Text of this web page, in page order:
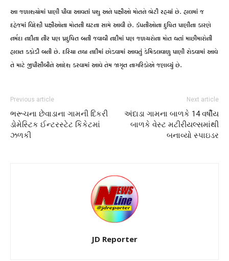
આ જળાશયોમાં પાણી પીવા આવતાં પશુ અને પક્ષીઓ મોતને ભેટી રહયાં છે. હાલમાં જ
દહેજમાં વિદેશી પક્ષીઓના મોતની ઘટના સામે આવી છે. કંપનીઓના દુષિત પાણીના કારણે
નર્મદા નદીના નીર પણ પ્રદુષિત બની જવાથી નદીમાં પણ જળચરોના મોત થતાં માછીમારોની
હાલત કફોડી બની છે. દરિયા તથા નદીમાં છોડવામાં આવતું કેમિકલવાળુ પાણી રોકવામાં આવે
તે માટે જીપીસીબીને આદેશ કરવામાં આવે તેમ જાગૃત નાગરિકોએ જણાવ્યું છે.
Previous article
ભરૂચના છેવાડાના ગામની દિકરી
ડોમેસ્ટિક ઈન્ટરસ્ટેટ કિકેટમાં
ઝળકી
Next article
અંદાડા ગામના બાળકે 14 વર્ષીય
બાળકે વેસ્ટ મટીરીયલ્સમાંથી
બનાવ્યો સ્પાઇડર
JD Reporter